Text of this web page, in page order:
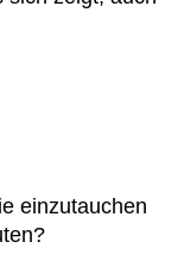
Deinen
rund um
starten. Die
einzutauchen